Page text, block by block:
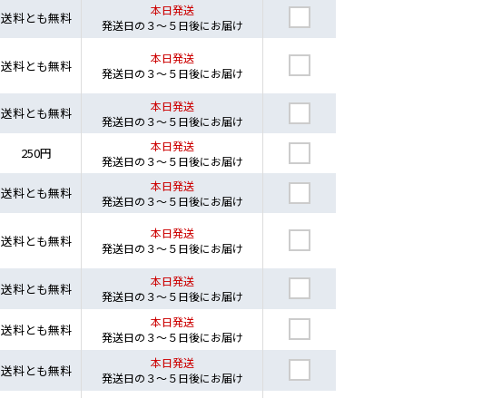
送料とも無料
本日発送
発送日の３～５日後にお届け
送料とも無料
本日発送
発送日の３～５日後にお届け
送料とも無料
本日発送
発送日の３～５日後にお届け
250円
本日発送
発送日の３～５日後にお届け
送料とも無料
本日発送
発送日の３～５日後にお届け
送料とも無料
本日発送
発送日の３～５日後にお届け
送料とも無料
本日発送
発送日の３～５日後にお届け
送料とも無料
本日発送
発送日の３～５日後にお届け
送料とも無料
本日発送
発送日の３～５日後にお届け